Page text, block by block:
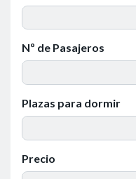
Nº de Pasajeros
Plazas para dormir
Precio